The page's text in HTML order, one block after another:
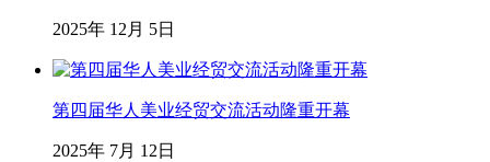
2025年 12月 5日
第四届华人美业经贸交流活动隆重开幕
2025年 7月 12日